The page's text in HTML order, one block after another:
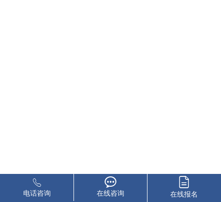
电话咨询 在线咨询 在线报名